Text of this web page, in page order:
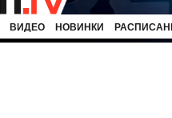
ВИДЕО НОВИНКИ